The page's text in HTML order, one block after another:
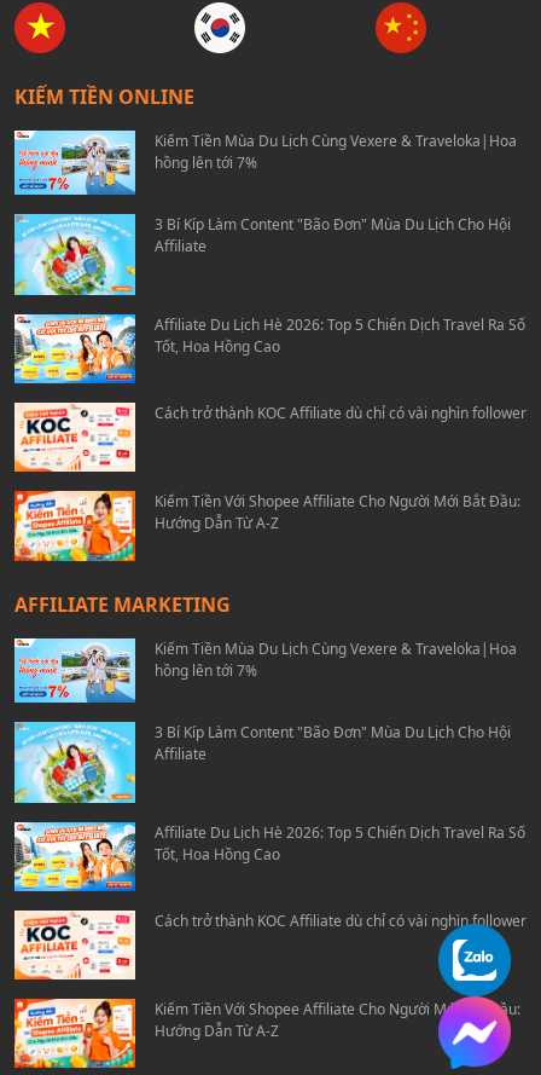
KIẾM TIỀN ONLINE
Kiếm Tiền Mùa Du Lịch Cùng Vexere & Traveloka|Hoa
hồng lên tới 7%
3 Bí Kíp Làm Content "Bão Đơn" Mùa Du Lịch Cho Hội
Affiliate
Affiliate Du Lịch Hè 2026: Top 5 Chiến Dịch Travel Ra Số
Tốt, Hoa Hồng Cao
Cách trở thành KOC Affiliate dù chỉ có vài nghìn follower
Kiếm Tiền Với Shopee Affiliate Cho Người Mới Bắt Đầu:
Hướng Dẫn Từ A-Z
AFFILIATE MARKETING
Kiếm Tiền Mùa Du Lịch Cùng Vexere & Traveloka|Hoa
hồng lên tới 7%
3 Bí Kíp Làm Content "Bão Đơn" Mùa Du Lịch Cho Hội
Affiliate
Affiliate Du Lịch Hè 2026: Top 5 Chiến Dịch Travel Ra Số
Tốt, Hoa Hồng Cao
Cách trở thành KOC Affiliate dù chỉ có vài nghìn follower
Kiếm Tiền Với Shopee Affiliate Cho Người Mới Bắt Đầu:
Hướng Dẫn Từ A-Z